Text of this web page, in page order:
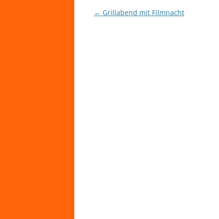
Beitragsnavigation
← Grillabend mit Filmnacht